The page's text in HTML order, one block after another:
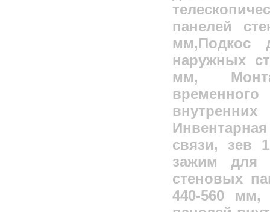
панелей
мм,Подкос
наружных
мм,
связи, зев
зажим для
стеновых
440-560